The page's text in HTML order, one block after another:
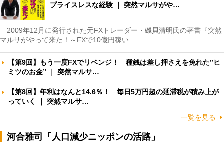
プライスレスな経験 ｜ 突然マルサがや…
2009年12月に発行された元FXトレーダー・磯貝清明氏の著書『突然
マルサがやって来た！～FXで10億円稼い…
【第9回】もう一度FXでリベンジ！ 種銭は差し押さえを免れた”ヒ
ミツのお金” ｜ 突然マルサ…
【第8回】年利はなんと14.6％！ 毎日5万円超の延滞税が積み上が
っていく ｜ 突然マルサ…
一覧を見る
河合雅司「人口減少ニッポンの活路」